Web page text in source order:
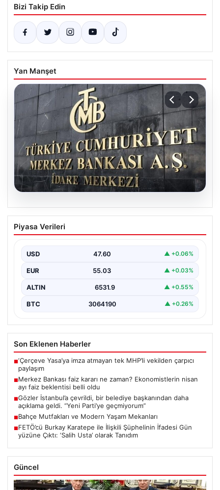
Bizi Takip Edin
Yan Manşet
Merkez Bankası faiz kararı ne zaman?
Ekonomistlerin nisan ayı faiz beklentisi
Piyasa Verileri
USD 47.60 ▲ +0.06%
EUR 55.03 ▲ +0.03%
ALTIN 6531.9 ▲ +0.55%
BTC 3064190 ▲ +0.26%
Son Eklenen Haberler
■‘Çerçeve Yasa’ya imza atmayan tek MHP’li vekilden çarpıcı
paylaşım
■Merkez Bankası faiz kararı ne zaman? Ekonomistlerin nisan
ayı faiz beklentisi belli oldu
■Gözler İstanbul’a çevrildi, bir belediye başkanından daha
açıklama geldi. “Yeni Parti’ye geçmiyorum”
■Bahçe Mutfakları ve Modern Yaşam Mekanları
■FETÖ’cü Burkay Karatepe ile İlişkili Şüphelinin İfadesi Gün
yüzüne Çıktı: ‘Salih Usta’ olarak Tanıdım
Güncel